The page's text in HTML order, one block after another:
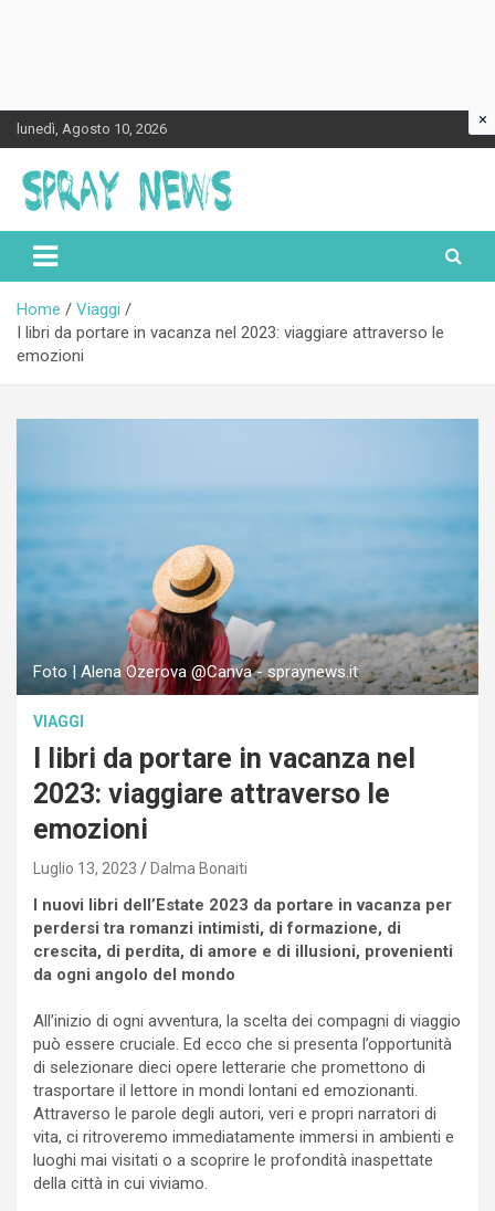
Skip
to
content
lunedì, Agosto 10, 2026
Spraynews.it
Home
Viaggi
I libri da portare in vacanza nel 2023: viaggiare attraverso le
emozioni
Foto | Alena Ozerova @Canva - spraynews.it
VIAGGI
I libri da portare in vacanza nel
2023: viaggiare attraverso le
emozioni
Luglio 13, 2023 Dalma Bonaiti
I nuovi libri dell’Estate 2023 da portare in vacanza per
perdersi tra romanzi intimisti, di formazione, di
crescita, di perdita, di amore e di illusioni, provenienti
da ogni angolo del mondo
All’inizio di ogni avventura, la scelta dei compagni di viaggio
può essere cruciale. Ed ecco che si presenta l’opportunità
di selezionare dieci opere letterarie che promettono di
trasportare il lettore in mondi lontani ed emozionanti.
Attraverso le parole degli autori, veri e propri narratori di
vita, ci ritroveremo immediatamente immersi in ambienti e
luoghi mai visitati o a scoprire le profondità inaspettate
della città in cui viviamo.
×